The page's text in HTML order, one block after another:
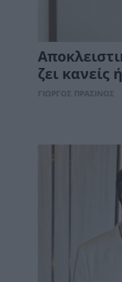
ζει κανείς
ΓΙΩΡΓΟΣ ΠΡΑΣΙΝΟΣ